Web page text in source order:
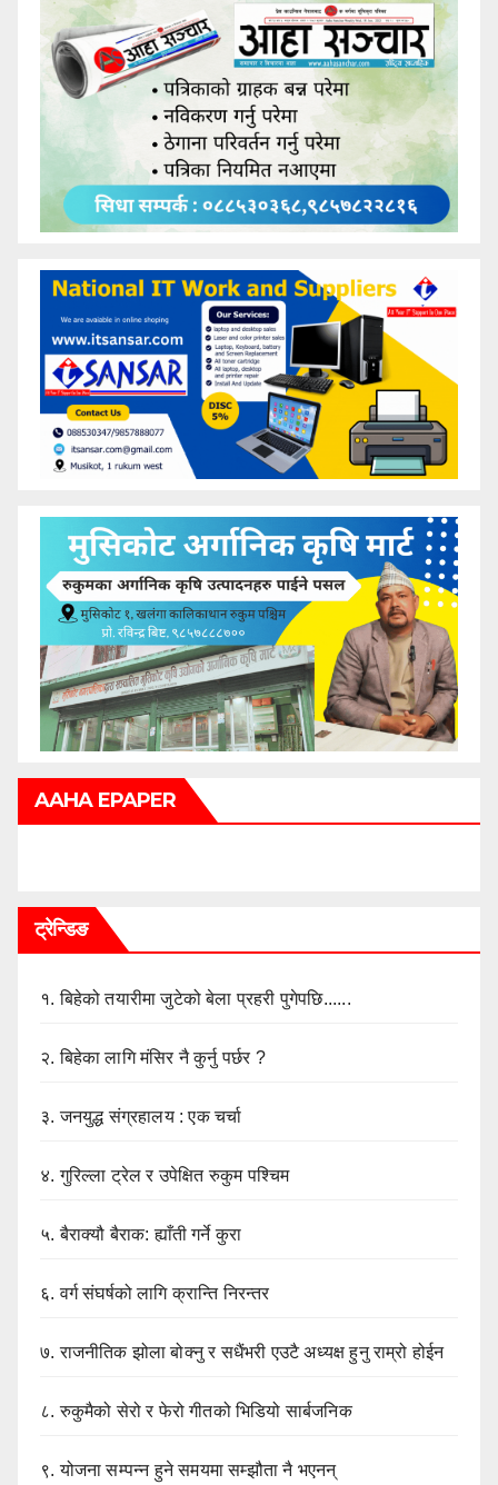
AAHA EPAPER
ट्रेन्डिङ
१.बिहेको तयारीमा जुटेको बेला प्रहरी पुगेपछि......
२.बिहेका लागि मंसिर नै कुर्नु पर्छर ?
३.जनयुद्ध संग्रहालय : एक चर्चा
४.गुरिल्ला ट्रेल र उपेक्षित रुकुम पश्चिम
५.बैराक्यौ बैराक: ह्याँती गर्ने कुरा
६.वर्ग संघर्षको लागि क्रान्ति निरन्तर
७.राजनीतिक झोला बोक्नु र सधैंभरी एउटै अध्यक्ष हुनु राम्रो होईन
८.रुकुमैको सेरो र फेरो गीतको भिडियो सार्बजनिक
९.योजना सम्पन्न हुने समयमा सम्झौता नै भएनन्